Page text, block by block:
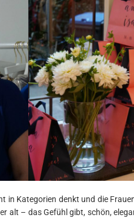
in Kategorien denkt und die
alt – das Gefühl gibt, schön,